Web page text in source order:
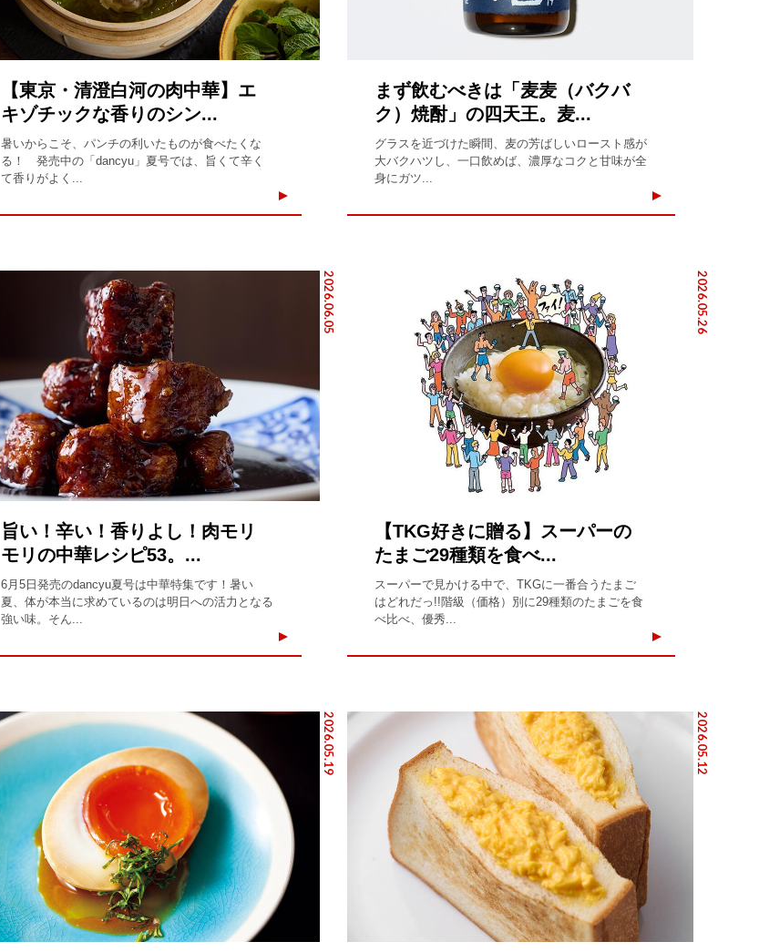
【東京・清澄白河の肉中華】エ
キゾチックな香りのシン...
暑いからこそ、パンチの利いたものが食べたくな
る！ 発売中の「dancyu」夏号では、旨くて辛く
て香りがよく...
まず飲むべきは「麦麦（バクバ
ク）焼酎」の四天王。麦...
グラスを近づけた瞬間、麦の芳ばしいロースト感が
大バクハツし、一口飲めば、濃厚なコクと甘味が全
身にガツ...
2026.06.05
旨い！辛い！香りよし！肉モリ
モリの中華レシピ53。...
6月5日発売のdancyu夏号は中華特集です！暑い
夏、体が本当に求めているのは明日への活力となる
強い味。そん...
2026.05.26
【TKG好きに贈る】スーパーの
たまご29種類を食べ...
スーパーで見かける中で、TKGに一番合うたまご
はどれだっ!!階級（価格）別に29種類のたまごを食
べ比べ、優秀...
2026.05.19 2026.05.12